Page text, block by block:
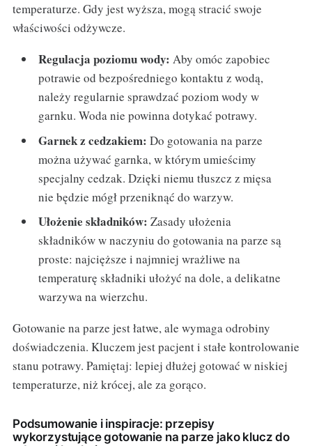
temperaturze. Gdy jest wyższa, mogą stracić swoje
właściwości odżywcze.
Regulacja poziomu wody: Aby omóc zapobiec
potrawie od bezpośredniego kontaktu z wodą,
należy regularnie sprawdzać poziom wody w
garnku. Woda nie powinna dotykać potrawy.
Garnek z cedzakiem: Do gotowania na parze
można używać garnka, w którym umieścimy
specjalny cedzak. Dzięki niemu tłuszcz z mięsa
nie będzie mógł przeniknąć do warzyw.
Ułożenie składników: Zasady ułożenia
składników w naczyniu do gotowania na parze są
proste: najcięższe i najmniej wrażliwe na
temperaturę składniki ułożyć na dole, a delikatne
warzywa na wierzchu.
Gotowanie na parze jest łatwe, ale wymaga odrobiny
doświadczenia. Kluczem jest pacjent i stałe kontrolowanie
stanu potrawy. Pamiętaj: lepiej dłużej gotować w niskiej
temperaturze, niż krócej, ale za gorąco.
Podsumowanie i inspiracje: przepisy
wykorzystujące gotowanie na parze jako klucz do